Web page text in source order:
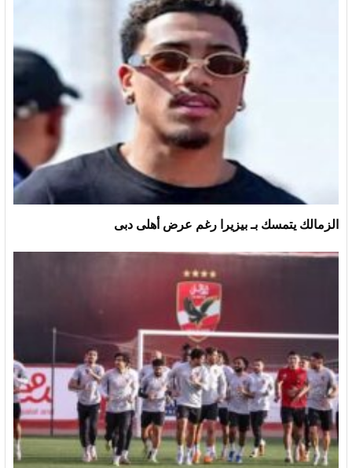
الزمالك يتمسك بـ بيزيرا رغم عرض أهلى دبى